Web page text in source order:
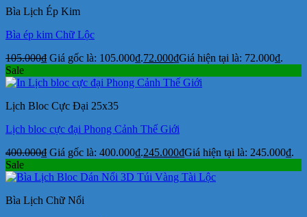
Bìa Lịch Ép Kim
Bìa ép kim Chữ Lộc
105.000₫ Giá gốc là: 105.000₫.72.000₫Giá hiện tại là: 72.000₫.
Sale
Lịch Bloc Cực Đại 25x35
Lịch bloc cực đại Phong Cảnh Thế Giới
400.000₫ Giá gốc là: 400.000₫.245.000₫Giá hiện tại là: 245.000₫.
Sale
Bìa Lịch Chữ Nổi